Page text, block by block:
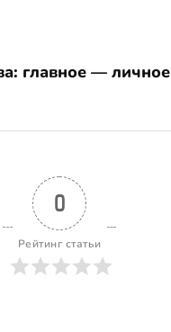
главное — личное
0
Рейтинг статьи